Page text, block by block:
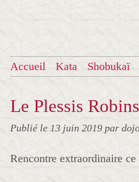
Accueil Kata Shobukaï
Le Plessis
Publié le 13 juin 2019 par
Rencontre extraordinaire